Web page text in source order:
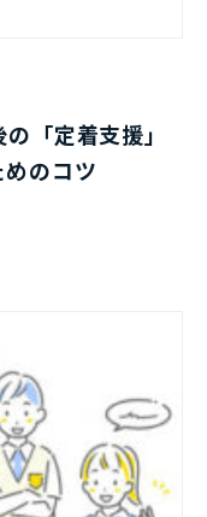
「定着支援」
のコツ